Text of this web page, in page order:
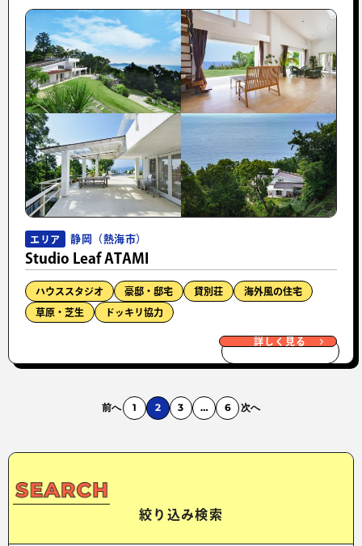
エリア 静岡（熱海市）
Studio Leaf ATAMI
ハウススタジオ 豪邸・邸宅 貸別荘 海外風の住宅
草原・芝生 ドッキリ協力
詳しく見る
前へ 1 2 3 … 6 次へ
絞り込み検索